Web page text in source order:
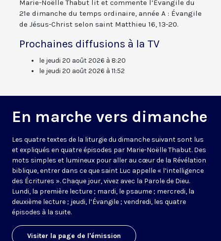
Marie-Noëlle Thabut lit et commente l’Évangile du
21e dimanche du temps ordinaire, année A : Évangile
de Jésus-Christ selon saint Matthieu 16, 13-20.
Prochaines diffusions à la TV
le jeudi 20 août 2026 à 8:20
le jeudi 20 août 2026 à 11:52
En marche vers dimanche
Les quatre textes de la liturgie du dimanche suivant sont lus
et expliqués en quatre épisodes par Marie-Noëlle Thabut. Des
mots simples et lumineux pour aller au cœur de la Révélation
biblique, entrer dans ce que saint Luc appelle « l’intelligence
des Écritures ». Chaque jour, vivez avec la Parole de Dieu.
Lundi, la première lecture ; mardi, le psaume ; mercredi, la
deuxième lecture ; jeudi, l’Évangile ; vendredi, les quatre
épisodes à la suite.
Visiter la page de l'émission